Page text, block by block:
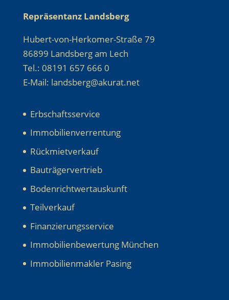
Repräsentanz Landsberg
Hubert-von-Herkomer-Straße 79
86899 Landsberg am Lech
Tel.: 08191 657 666 0
E-Mail: landsberg@akurat.net
Erbschaftsservice
Immobilienverrentung
Rückmietverkauf
Bauträgervertrieb
Bodenrichtwertauskunft
Teilverkauf
Finanzierungsservice
Immobilienbewertung München
Immobilienmakler Pasing